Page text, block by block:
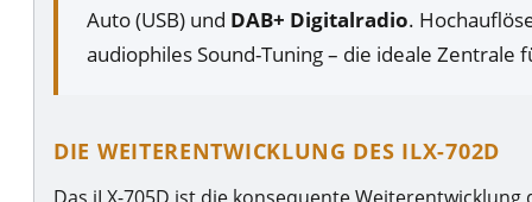
Auto (USB) und DAB+ Digitalradio.
audiophiles Sound-Tuning – die ideale Zentrale
DIE WEITERENTWICKLUNG DES ILX-702D